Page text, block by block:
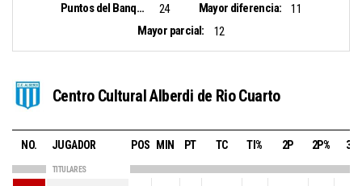
Puntos del Banquillo:
24 Mayor diferencia:
11
Mayor parcial:
12
Centro Cultural Alberdi de Rio Cuarto
NO. JUGADOR POS MIN PT TC TI% 2P 2P% 3P
TITULARES